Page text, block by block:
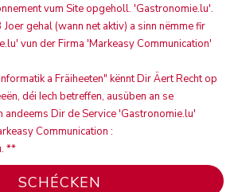
vum Site opgeholl. 'Gastronomie.lu'.
gehal (wann net aktiv) a sinn nëmme fir
vun der Firma 'Markeasy Communication'
a Fräiheeten" kënnt Dir Äert Recht op
déi Iech betreffen, ausüben an se
andeems Dir de Service 'Gastronomie.lu'
Communication :
**